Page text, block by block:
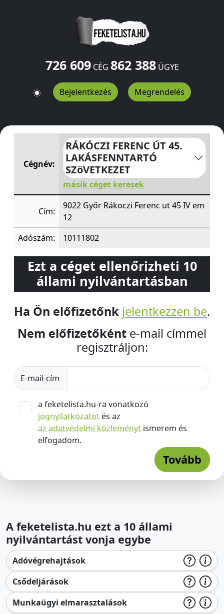
726 609CÉG 862 388ÜGYE
Bejelentkezés Megrendelés
RÁKÓCZI FERENC ÚT 45. LAKÁSFENNTARTÓ
Cégnév:
RÁKÓCZI FERENC ÚT 45.
LAKÁSFENNTARTÓ
SZöVETKEZET
másik céget keresek
Cím:
9022 Győr Rákoczi Ferenc ut 45 IV em
12
Adószám:
10111802
Ezt a céget ellenőrizheti 10
állami nyilvántartásban
Ha Ön előfizetőnk jelentkezzen be.
Nem előfizetőként e-mail címmel
regisztráljon:
E-mail-cím
a feketelista.hu-ra vonatkozó
jognyilatkozatot és az
az adatvédelmi közleményt ismerem és
elfogadom.
Tovább
A feketelista.hu ezt a 10 állami
nyilvántartást vonja egybe
Adóvégrehajtások
Csődeljárások
Munkaügyi elmarasztalások